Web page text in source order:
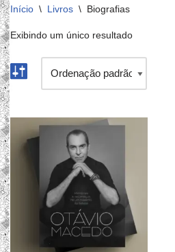
Início \ Livros \ Biografias
Exibindo um único resultado